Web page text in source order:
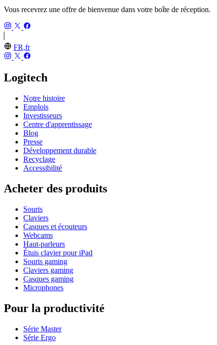
Vous recevrez une offre de bienvenue dans votre boîte de réception.
FR,fr
Logitech
Notre histoire
Emplois
Investisseurs
Centre d'apprentissage
Blog
Presse
Développement durable
Recyclage
Accessibilité
Acheter des produits
Souris
Claviers
Casques et écouteurs
Webcams
Haut-parleurs
Étuis clavier pour iPad
Souris gaming
Claviers gaming
Casques gaming
Microphones
Pour la productivité
Série Master
Série Ergo